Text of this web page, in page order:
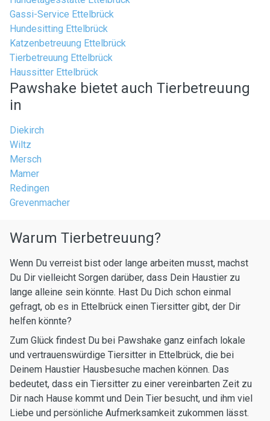
Gassi-Service Ettelbrück
Hundesitting Ettelbrück
Katzenbetreuung Ettelbrück
Tierbetreuung Ettelbrück
Haussitter Ettelbrück
Pawshake bietet auch Tierbetreuung
in
Diekirch
Wiltz
Mersch
Mamer
Redingen
Grevenmacher
Warum Tierbetreuung?
Wenn Du verreist bist oder lange arbeiten musst, machst
Du Dir vielleicht Sorgen darüber, dass Dein Haustier zu
lange alleine sein könnte. Hast Du Dich schon einmal
gefragt, ob es in Ettelbrück einen Tiersitter gibt, der Dir
helfen könnte?
Zum Glück findest Du bei Pawshake ganz einfach lokale
und vertrauenswürdige Tiersitter in Ettelbrück, die bei
Deinem Haustier Hausbesuche machen können. Das
bedeutet, dass ein Tiersitter zu einer vereinbarten Zeit zu
Dir nach Hause kommt und Dein Tier besucht, und ihm viel
Liebe und persönliche Aufmerksamkeit zukommen lässt.